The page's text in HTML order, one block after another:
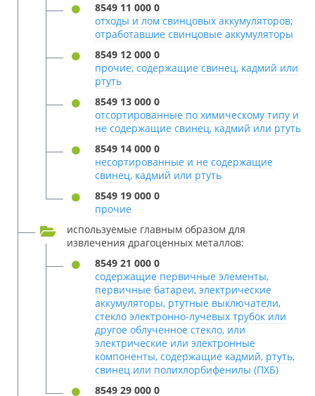
8549 11 000 0
отходы и лом свинцовых аккумуляторов;
отработавшие свинцовые аккумуляторы
8549 12 000 0
прочие, содержащие свинец, кадмий или
ртуть
8549 13 000 0
отсортированные по химическому типу и
не содержащие свинец, кадмий или ртуть
8549 14 000 0
несортированные и не содержащие
свинец, кадмий или ртуть
8549 19 000 0
прочие
используемые главным образом для
извлечения драгоценных металлов:
8549 21 000 0
содержащие первичные элементы,
первичные батареи, электрические
аккумуляторы, ртутные выключатели,
стекло электронно-лучевых трубок или
другое облученное стекло, или
электрические или электронные
компоненты, содержащие кадмий, ртуть,
свинец или полихлорбифенилы (ПХБ)
8549 29 000 0